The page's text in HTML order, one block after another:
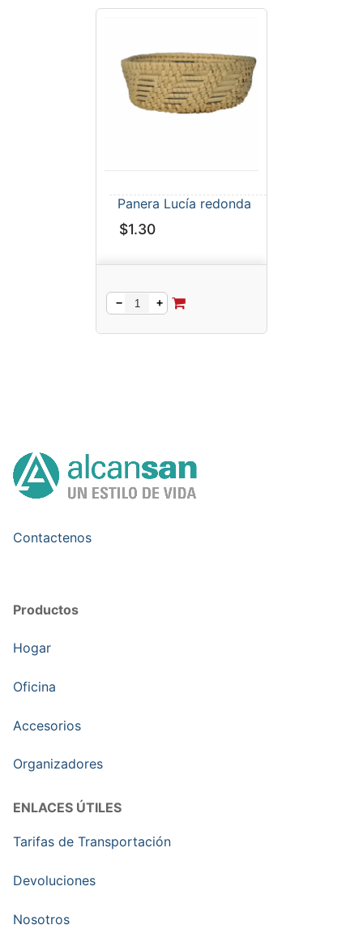
Panera Lucía redonda
$1.30
− +
Contactenos
Productos
Hogar
Oficina
Accesorios
Organizadores
ENLACES ÚTILES
Tarifas de Transportación
Devoluciones
Nosotros